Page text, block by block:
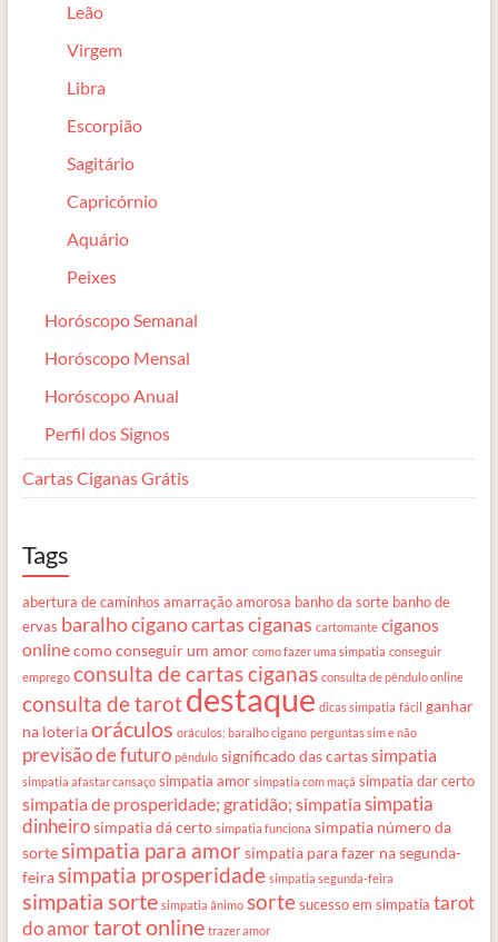
Leão
Virgem
Libra
Escorpião
Sagitário
Capricórnio
Aquário
Peixes
Horóscopo Semanal
Horóscopo Mensal
Horóscopo Anual
Perfil dos Signos
Cartas Ciganas Grátis
Tags
abertura de caminhos amarração amorosa banho da sorte banho de
ervas baralho ciganocartas ciganas cartomante ciganos
onlinecomo conseguir um amor como fazer uma simpatia conseguir
emprego consulta de cartas ciganas consulta de pêndulo online
consulta de tarotdestaque dicas simpatia fácil ganhar
na loteriaoráculos oráculos; baralho cigano perguntas sim e não
previsão de futuro pêndulo significado das cartassimpatia
simpatia afastar cansaço simpatia amor simpatia com maçã simpatia dar certo
simpatia de prosperidade; gratidão; simpatia simpatia
dinheirosimpatia dá certo simpatia funciona simpatia número da
sortesimpatia para amor simpatia para fazer na segunda-
feirasimpatia prosperidade simpatia segunda-feira
simpatia sorte simpatia ânimo sorte sucesso em simpatia tarot
do amortarot online trazer amor